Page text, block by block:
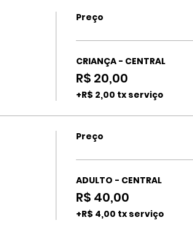
Preço
CRIANÇA - CENTRAL
R$ 20,00
+R$ 2,00 tx serviço
Preço
ADULTO - CENTRAL
R$ 40,00
+R$ 4,00 tx serviço